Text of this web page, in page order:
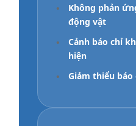
•
Không phản
động vật
•
Cảnh báo chỉ
hiện
• Giảm thiểu báo